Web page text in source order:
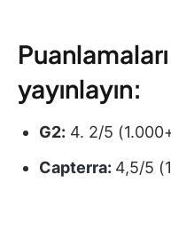
yayınlayın:
G2: 4. 2/5
Capterra: 4,5/5